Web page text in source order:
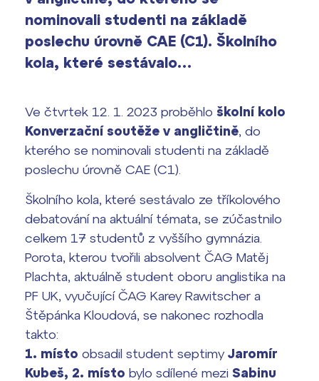
Výsledky 1. kola přijímacího řízení
2026/2027
Maturitní zkoušky
Europass
FOCUSing
Zahraniční stipendia
ČAG studentský
Maturitní témata
Pomoc! Mám problém!
Harmonogram školního roku
Termíny maturit
vyhledávání
Bakaláři
Office 365
nominovali studenti na základě
poslechu úrovně CAE (C1). Školního
kola, které sestávalo…
Ve čtvrtek 12. 1. 2023 proběhlo školní kolo
Konverzační soutěže v angličtině, do
kterého se nominovali studenti na základě
poslechu úrovně CAE (C1).
Školního kola, které sestávalo ze tříkolového
debatování na aktuální témata, se zúčastnilo
celkem 17 studentů z vyššího gymnázia.
Porota, kterou tvořili absolvent ČAG Matěj
Plachta, aktuálně student oboru anglistika na
PF UK, vyučující ČAG Karey Rawitscher a
Štěpánka Kloudová, se nakonec rozhodla
takto:
1. místo obsadil student septimy Jaromír
Kubeš, 2. místo bylo sdílené mezi Sabinu